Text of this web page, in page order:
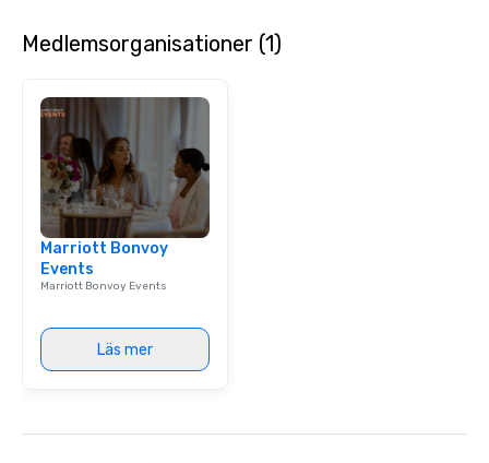
Medlemsorganisationer (1)
Marriott Bonvoy
Events
Marriott Bonvoy Events
Läs mer